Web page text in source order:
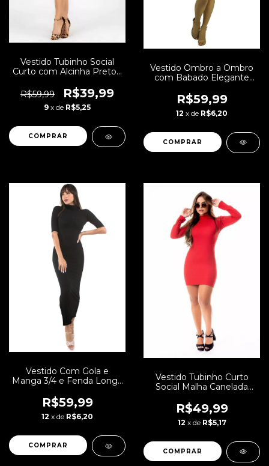
Vestido Tubinho Social
Curto com Alcinha Preto |
R$59,99
R$39,99
9 x de R$5,25
COMPRAR
Vestido Ombro a Ombro
com Babado Elegante
R$59,99
12 x de R$6,20
COMPRAR
Vestido Com Gola e
Manga 3/4 e Fenda Longo
R$59,99
12 x de R$6,20
COMPRAR
Vestido Tubinho Curto
Social Malha Canelada
Alta Social ou Dia a Dia |
REF: STY46
R$49,99
12 x de R$5,17
COMPRAR